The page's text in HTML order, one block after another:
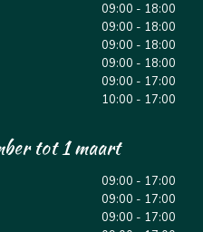
09:00 - 18:00
09:00 - 18:00
09:00 - 18:00
09:00 - 18:00
09:00 - 17:00
10:00 - 17:00
tot 1 maart
09:00 - 17:00
09:00 - 17:00
09:00 - 17:00